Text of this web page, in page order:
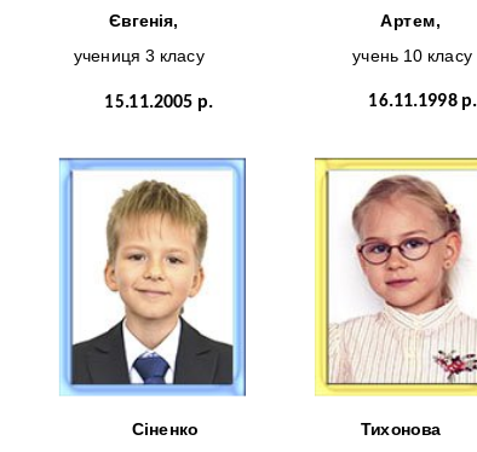
Євгенія,
учениця 3 класу
15.11.2005 р.
Артем,
учень 10 класу
16.11.1998 р.
Сіненко
Тихонова